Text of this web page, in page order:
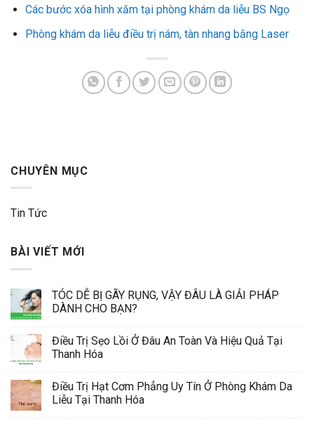
Các bước xóa hình xăm tại phòng khám da liễu BS Ngọ
Phòng khám da liễu điều trị nám, tàn nhang bằng Laser
CHUYÊN MỤC
Tin Tức
BÀI VIẾT MỚI
TÓC DỄ BỊ GÃY RỤNG, VẬY ĐÂU LÀ GIẢI PHÁP
DÀNH CHO BẠN?
Điều Trị Sẹo Lồi Ở Đâu An Toàn Và Hiệu Quả Tại
Thanh Hóa
Điều Trị Hạt Cơm Phẳng Uy Tín Ở Phòng Khám Da
Liễu Tại Thanh Hóa